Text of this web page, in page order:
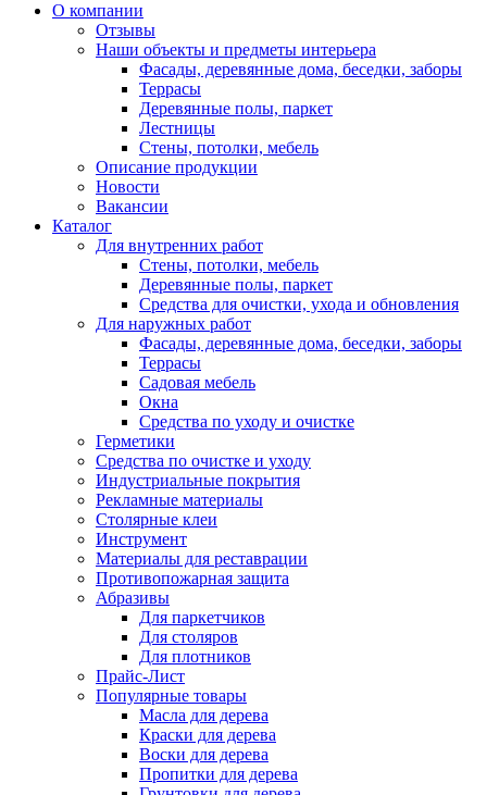
О компании
Отзывы
Наши объекты и предметы интерьера
Фасады, деревянные дома, беседки, заборы
Террасы
Деревянные полы, паркет
Лестницы
Стены, потолки, мебель
Описание продукции
Новости
Вакансии
Каталог
Для внутренних работ
Стены, потолки, мебель
Деревянные полы, паркет
Средства для очистки, ухода и обновления
Для наружных работ
Фасады, деревянные дома, беседки, заборы
Террасы
Садовая мебель
Окна
Средства по уходу и очистке
Герметики
Средства по очистке и уходу
Индустриальные покрытия
Рекламные материалы
Столярные клеи
Инструмент
Материалы для реставрации
Противопожарная защита
Абразивы
Для паркетчиков
Для столяров
Для плотников
Прайс-Лист
Популярные товары
Масла для дерева
Краски для дерева
Воски для дерева
Пропитки для дерева